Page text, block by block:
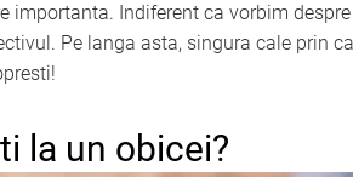
importanta. Indiferent ca vorbim
Pe langa asta, singura cale prin
la un obicei?